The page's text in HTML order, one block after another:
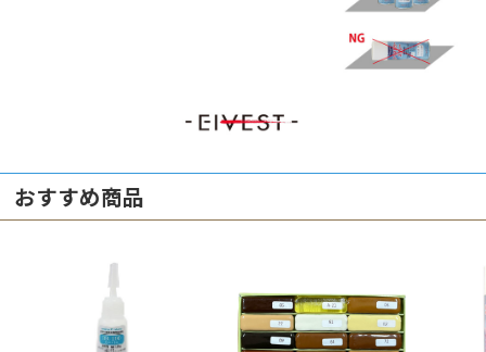
おすすめ商品